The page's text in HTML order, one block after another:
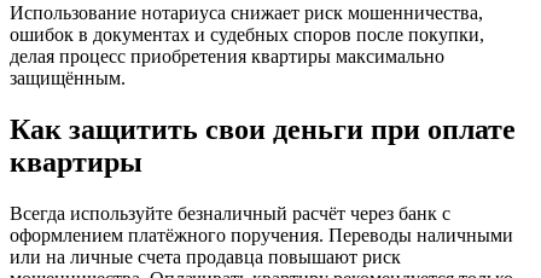
Использование нотариуса снижает риск мошенничества,
ошибок в документах и судебных споров после покупки,
делая процесс приобретения квартиры максимально
защищённым.
Как защитить свои деньги при оплате
квартиры
Всегда используйте безналичный расчёт через банк с
оформлением платёжного поручения. Переводы наличными
или на личные счета продавца повышают риск